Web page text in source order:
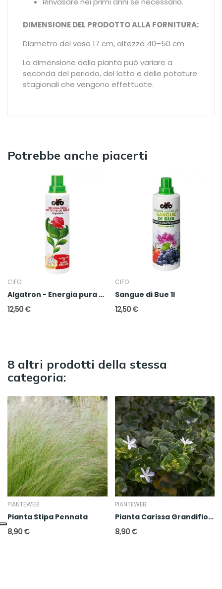
DIMENSIONE DEL PRODOTTO ALLA FORNITURA:
Diametro del vaso 17 cm, altezza 40–50 cm
La dimensione della pianta può variare a
seconda del periodo, del lotto e delle potature
stagionali che vengono effettuate.
Potrebbe anche piacerti
CIFO
Algatron - Energia pura per tutte le piante
12,50 €
CIFO
Sangue di Bue 1l
12,50 €
8 altri prodotti della stessa
categoria:
PIANTEWEB
Pianta Stipa Pennata
8,90 €
PIANTEWEB
Pianta Carissa Grandiflora
8,90 €